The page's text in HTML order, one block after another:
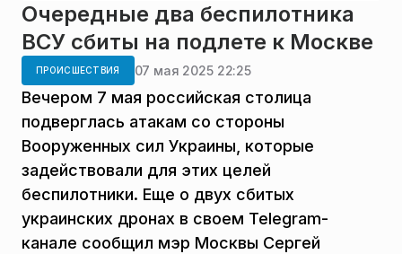
Очередные два беспилотника
ВСУ сбиты на подлете к Москве
ПРОИСШЕСТВИЯ 07 мая 2025 22:25
Вечером 7 мая российская столица
подверглась атакам со стороны
Вооруженных сил Украины, которые
задействовали для этих целей
беспилотники. Еще о двух сбитых
украинских дронах в своем Telegram-
канале сообщил мэр Москвы Сергей